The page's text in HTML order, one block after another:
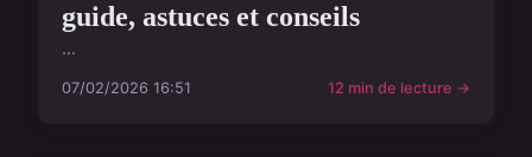
guide, astuces et conseils
...
07/02/2026 16:51 12 min de lecture →